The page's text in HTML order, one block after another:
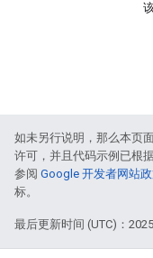
如未另行说明，那么本页
许可，并且代码示例已根
参阅 Google 开发者网站
标。
最后更新时间 (UTC)：